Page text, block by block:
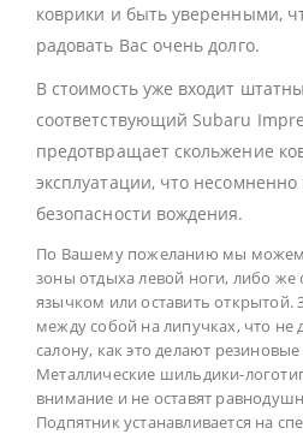
коврики и быть уверенными,
радовать Вас очень долго.
В стоимость уже входит
соответствующий Subaru
предотвращает скольжение
эксплуатации, что
безопасности вождения.
По Вашему пожеланию мы можем
зоны отдыха левой ноги, либо же
язычком или оставить открытой.
между собой на липучках, что не
салону, как это делают
Металлические шильдики-
внимание и не оставят
Подпятник устанавливается на